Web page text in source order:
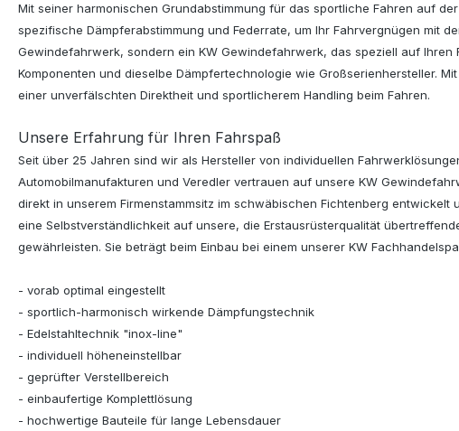
Mit seiner harmonischen Grundabstimmung für das sportliche Fahren auf
spezifische Dämpferabstimmung und Federrate, um Ihr Fahrvergnügen mit
Gewindefahrwerk, sondern ein KW Gewindefahrwerk, das speziell auf
Komponenten und dieselbe Dämpfertechnologie wie Großserienhersteller.
einer unverfälschten Direktheit und sportlicherem Handling beim Fahren.
Unsere Erfahrung für Ihren Fahrspaß
Seit über 25 Jahren sind wir als Hersteller von individuellen
Automobilmanufakturen und Veredler vertrauen auf unsere KW
direkt in unserem Firmenstammsitz im schwäbischen Fichtenberg
eine Selbstverständlichkeit auf unsere, die Erstausrüsterqualität
gewährleisten. Sie beträgt beim Einbau bei einem unserer KW
- vorab optimal eingestellt
- sportlich-harmonisch wirkende Dämpfungstechnik
- Edelstahltechnik "inox-line"
- individuell höheneinstellbar
- geprüfter Verstellbereich
- einbaufertige Komplettlösung
- hochwertige Bauteile für lange Lebensdauer